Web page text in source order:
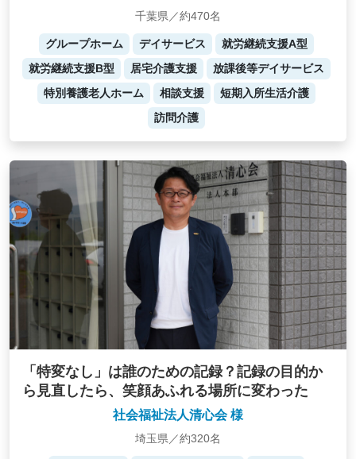
千葉県／約470名
グループホーム デイサービス
就労継続支援A型
就労継続支援B型
居宅介護支援
放課後等デイサービス
特別養護老人ホーム
相談支援
短期入所生活介護
訪問介護
「特変なし」は誰のための記録？記録の目的か
ら見直したら、笑顔あふれる場所に変わった
社会福祉法人清心会 様
埼玉県／約320名